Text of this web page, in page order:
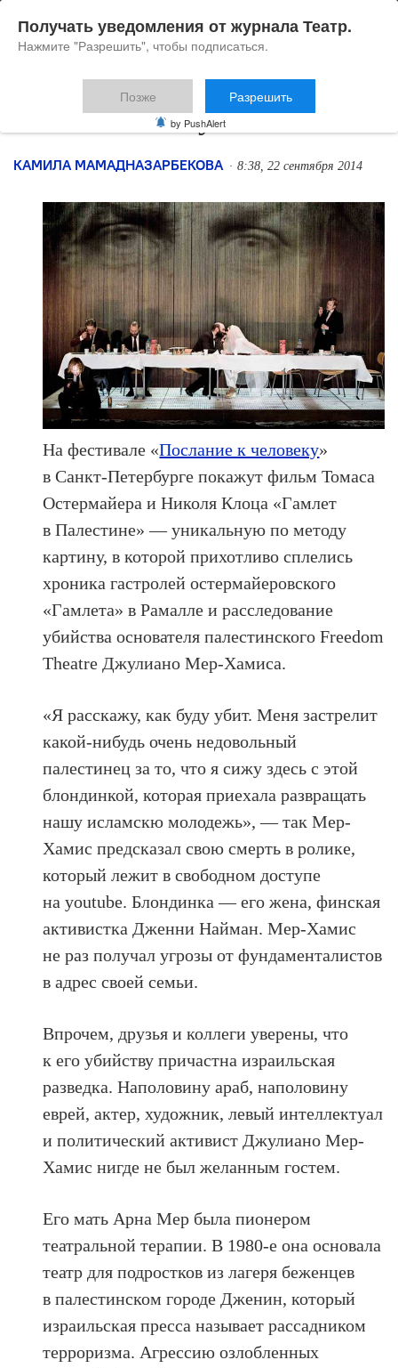
Зачем Гамлету Палестина
КАМИЛА МАМАДНАЗАРБЕКОВА 8:38, 22 сентября 2014
На фестивале «Послание к человеку»
в Санкт-Петербурге покажут фильм Томаса
Остермайера и Николя Клоца «Гамлет
в Палестине» — уникальную по методу
картину, в которой прихотливо сплелись
хроника гастролей остермайеровского
«Гамлета» в Рамалле и расследование
убийства основателя палестинского Freedom
Theatre Джулиано Мер-Хамиса.
«Я расскажу, как буду убит. Меня застрелит
какой-нибудь очень недовольный
палестинец за то, что я сижу здесь с этой
блондинкой, которая приехала развращать
нашу исламскю молодежь», — так Мер-
Хамис предсказал свою смерть в ролике,
который лежит в свободном доступе
на youtube. Блондинка — его жена, финская
активистка Дженни Найман. Мер-Хамис
не раз получал угрозы от фундаменталистов
в адрес своей семьи.
Впрочем, друзья и коллеги уверены, что
к его убийству причастна израильская
разведка. Наполовину араб, наполовину
еврей, актер, художник, левый интеллектуал
и политический активист Джулиано Мер-
Хамис нигде не был желанным гостем.
Его мать Арна Мер была пионером
театральной терапии. В 1980-е она основала
театр для подростков из лагеря беженцев
в палестинском городе Дженин, который
израильская пресса называет рассадником
терроризма. Агрессию озлобленных
Получать уведомления от журнала Театр.
Нажмите "Разрешить", чтобы подписаться.
Позже Разрешить
by PushAlert